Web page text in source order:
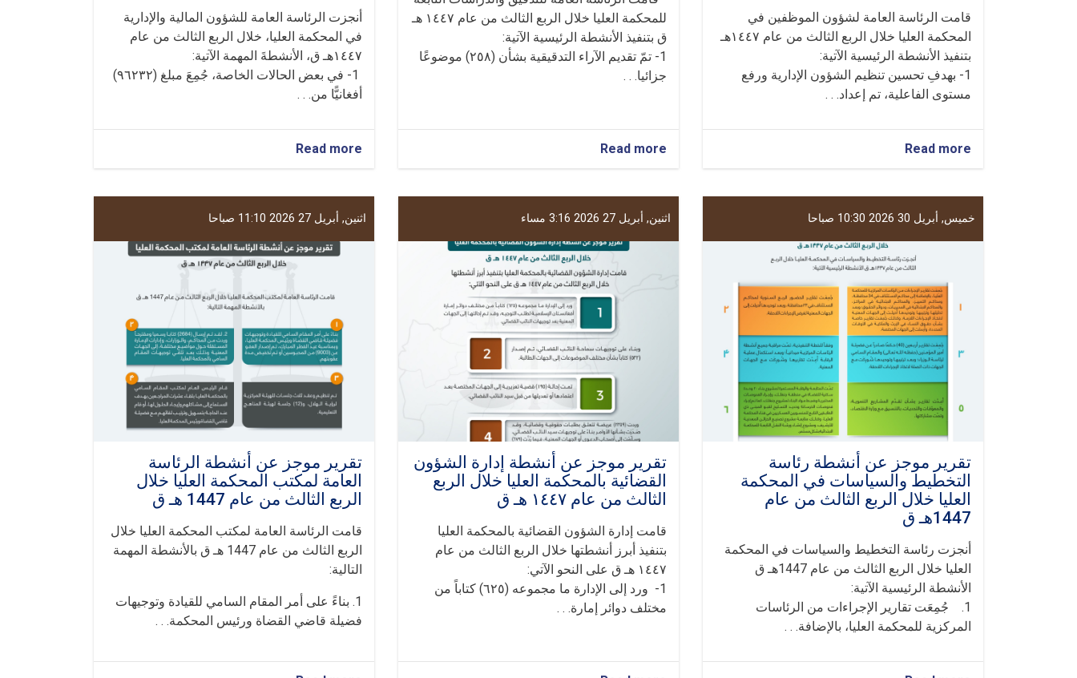
قامت الرئاسة العامة لشؤون الموظفين في
المحكمة العليا خلال الربع الثالث من عام ١٤٤٧هـ
بتنفيذ الأنشطة الرئيسية الآتية:
1- بهدفِ تحسين تنظيم الشؤون الإدارية ورفع
مستوى الفاعلية، تم إعداد. . .
Read more
تقریر
عن
أنشطة
العامة
لشؤون
الموظفين
في
المحكمة
العليا
خلال
الربع
الثالث
من
عام
ق
للمحكمة العليا خلال الربع الثالث من عام ١٤٤٧ هـ
ق بتنفيذ الأنشطة الرئيسية الآتية:
1- تمّ تقديم الآراء التدقيقية بشأن (٢٥٨) موضوعًا
جزائيا. . .
Read more
تقرير
للرئاسة
العامة
والدراسات
في
المحكمة
العليا
خلال
الربع
الثالث
من
عام
١٤٤٧
ه
ق
أنجزت الرئاسة العامة للشؤون المالية والإدارية
في المحكمة العليا، خلال الربع الثالث من عام
١٤٤٧هـ ق، الأنشطةَ المهمة الآتية:
1- في بعض الحالات الخاصة، جُمِعَ مبلغ (٩٦٢٣٢)
أفغانيًّا من. . .
Read more
تقرير
عن
أنشطة
العامة
للشؤون
والإدارية
المحكمة
العليا
خلال
من
خميس, أبريل 30 2026 10:30 صباحا
تقرير موجز عن أنشطة رئاسة
التخطيط والسياسات في المحكمة
العليا خلال الربع الثالث من عام
1447هـ ق
أنجزت رئاسة التخطيط والسياسات في المحكمة
العليا خلال الربع الثالث من عام 1447هـ ق
الأنشطة الرئيسية الآتية:
1. جُمِعَت تقارير الإجراءات من الرئاسات
المركزية للمحكمة العليا، بالإضافة. . .
اثنين, أبريل 27 2026 3:16 مساء
تقرير موجز عن أنشطة إدارة الشؤون
القضائية بالمحكمة العليا خلال الربع
الثالث من عام ١٤٤٧ هـ ق
قامت إدارة الشؤون القضائية بالمحكمة العليا
بتنفيذ أبرز أنشطتها خلال الربع الثالث من عام
١٤٤٧ هـ ق على النحو الآتي:
1- ورد إلى الإدارة ما مجموعه (٦٢٥) كتاباً من
مختلف دوائر إمارة. . .
اثنين, أبريل 27 2026 11:10 صباحا
تقرير موجز عن أنشطة الرئاسة
العامة لمكتب المحكمة العليا خلال
الربع الثالث من عام 1447 هـ ق
قامت الرئاسة العامة لمكتب المحكمة العليا خلال
الربع الثالث من عام 1447 هـ ق بالأنشطة المهمة
التالية:
1. بناءً على أمر المقام السامي للقيادة وتوجيهات
فضيلة قاضي القضاة ورئيس المحكمة. . .